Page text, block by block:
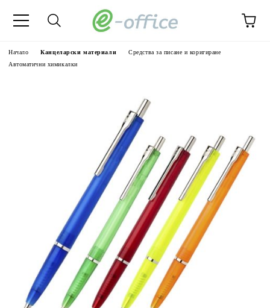
Начало Канцеларски материали
Средства за писане и коригиране
Автоматични химикалки